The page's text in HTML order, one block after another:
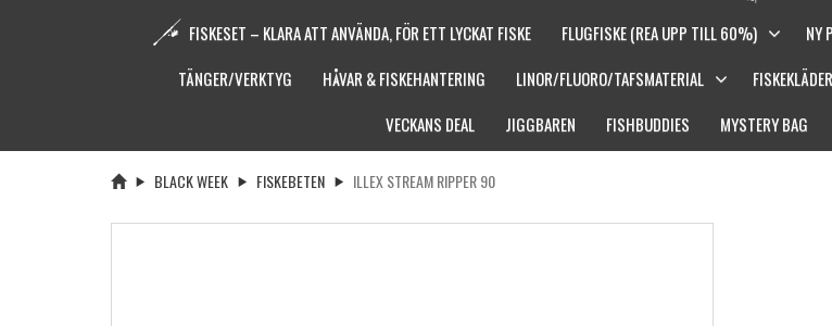
FISKESET – KLARA ATT ANVÄNDA, FÖR ETT LYCKAT FISKE
FLUGFISKE (REA UPP TILL 60%) NY
TÄNGER/VERKTYG
HÅVAR & FISKEHANTERING LINOR/FLUORO/TAFSMATERIAL FISKEKLÄDER
VECKANS DEAL
JIGGBAREN FISHBUDDIES MYSTERY BAG
BLACK WEEK FISKEBETEN ILLEX STREAM RIPPER 90